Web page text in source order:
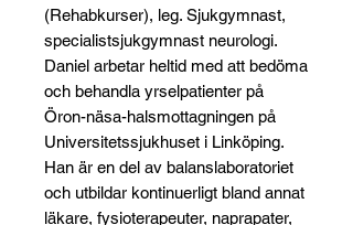
(Rehabkurser), leg. Sjukgymnast,
specialistsjukgymnast neurologi.
Daniel arbetar heltid med att bedöma
och behandla yrselpatienter på
Öron-näsa-halsmottagningen på
Universitetssjukhuset i Linköping.
Han är en del av balanslaboratoriet
och utbildar kontinuerligt bland annat
läkare, fysioterapeuter, naprapater,